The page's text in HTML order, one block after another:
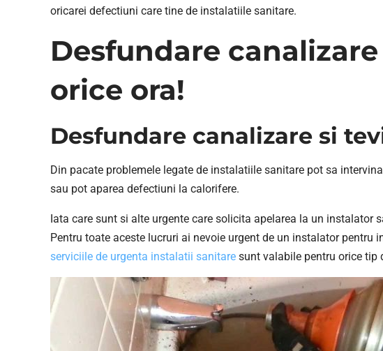
oricarei defectiuni care tine de instalatiile sanitare.
Desfundare
orice ora!
Desfundare canalizare si
Din pacate problemele legate de instalatiile sanitare pot sa
sau pot aparea defectiuni la calorifere.
Iata care sunt si alte urgente care solicita apelarea la un
Pentru toate aceste lucruri ai nevoie urgent de un instalator
serviciile de urgenta instalatii sanitare sunt valabile pentru orice tip